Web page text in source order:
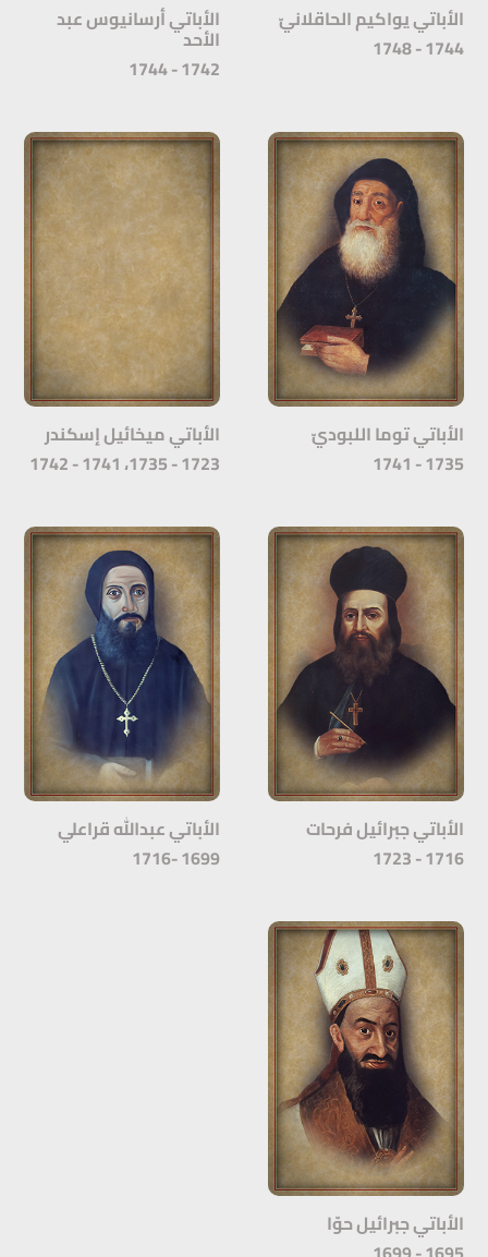
الأباتي يواكيم الحاقلانيّ
1744 - 1748
الأباتي أرسانيوس عبد
الأحد
1742 - 1744
الأباتي توما اللبوديّ
1735 - 1741
الأباتي ميخائيل إسكندر
1723 - 1735، 1741 - 1742
الأباتي جبرائيل فرحات
1716 - 1723
الأباتي عبدالله قراعلي
1699 -1716
الأباتي جبرائيل حوّا